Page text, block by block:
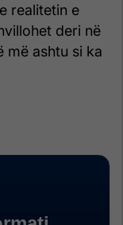
realitetin e
deri në
më ashtu si ka